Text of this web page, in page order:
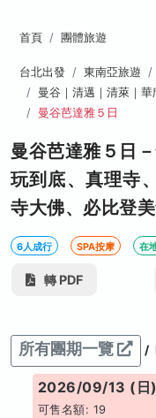
首頁 團體旅遊
台北出發 東南亞旅遊
曼谷｜清邁｜清萊｜
曼谷芭達雅５日
曼谷芭達雅５日
玩到底、真理寺
寺大佛、必比登
6人成行 SPA按摩 在
轉 PDF
所有團期一覽 /
2026/09/13 (日)
可售名額: 19